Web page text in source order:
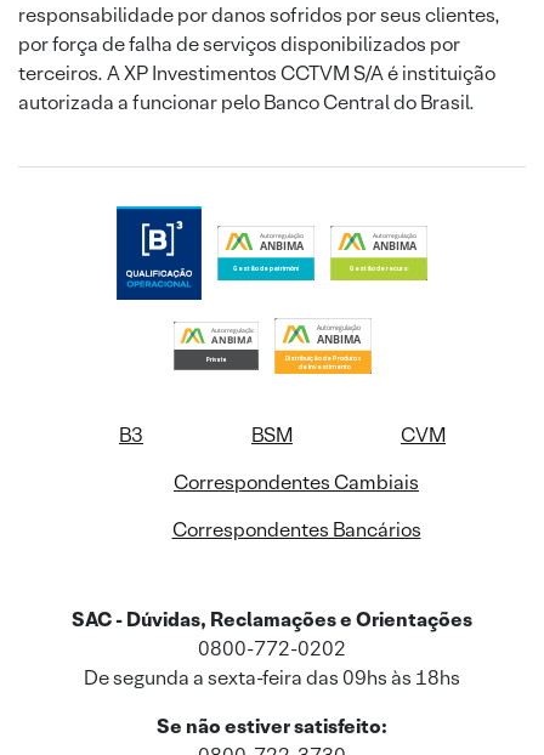
responsabilidade por danos sofridos por seus clientes,
por força de falha de serviços disponibilizados por
terceiros. A XP Investimentos CCTVM S/A é instituição
autorizada a funcionar pelo Banco Central do Brasil.
B3 BSM
CVM
Correspondentes Cambiais
Correspondentes Bancários
SAC - Dúvidas, Reclamações e Orientações
0800-772-0202
De segunda a sexta-feira das 09hs às 18hs
Se não estiver satisfeito: